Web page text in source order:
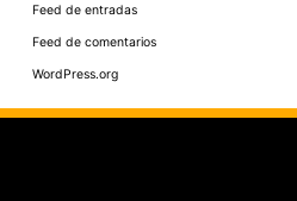
Feed de entradas
Feed de comentarios
WordPress.org